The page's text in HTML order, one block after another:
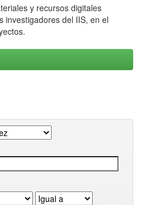
y recursos digitales
investigadores del IIS, en el